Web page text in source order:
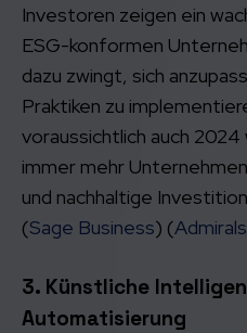
Investoren zeigen ein
ESG-konformen
dazu zwingt, sich
Praktiken zu
voraussichtlich auch
immer mehr
und nachhaltige
(Sage Business)​​ (Admirals
3. Künstliche
Automatisierung